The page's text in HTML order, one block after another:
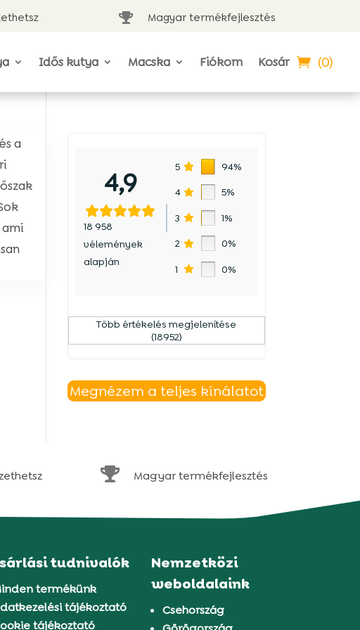
 Magyar termékfejlesztés
Idős kutya Macska Fiókom Kosár (0)
a
4,9
18 958
vélemények
alapján
5 94%
4 5%
3 1%
2 0%
1 0%
Több értékelés megjelenítése
(18952)
Megnézem a teljes kínálatot
 Magyar termékfejlesztés
tudnivalók
termékünk
tájékoztató
tájékoztató
Nemzetközi
weboldalaink
Csehország